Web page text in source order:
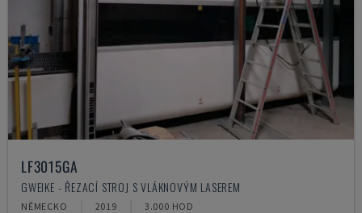
LF3015GA
GWEIKE - ŘEZACÍ STROJ S VLÁKNOVÝM LASEREM
NĚMECKO 2019 3.000 HOD